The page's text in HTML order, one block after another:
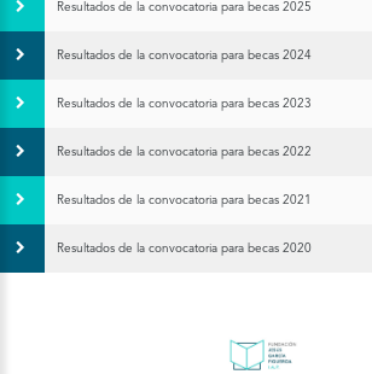
Resultados de la convocatoria para becas 2025
Resultados de la convocatoria para becas 2024
Resultados de la convocatoria para becas 2023
Resultados de la convocatoria para becas 2022
Resultados de la convocatoria para becas 2021
Resultados de la convocatoria para becas 2020